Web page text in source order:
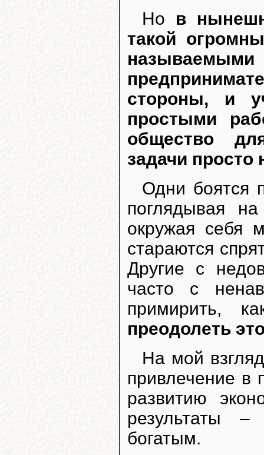
Но в
такой
стороны, и
простыми
общество
задачи просто
Одни боятся
поглядывая
окружая себя
стараются
Другие с
часто с
примирить,
преодолеть
На мой
привлечение в
развитию
результаты
богатым.